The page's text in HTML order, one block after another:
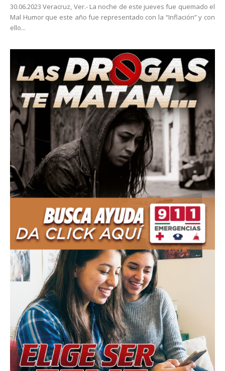
30.06.2023 Veracruz, Ver.- La noche de este jueves fue quemado el
Mal Humor que este año fue representado con la “Inflación” y con
ello...